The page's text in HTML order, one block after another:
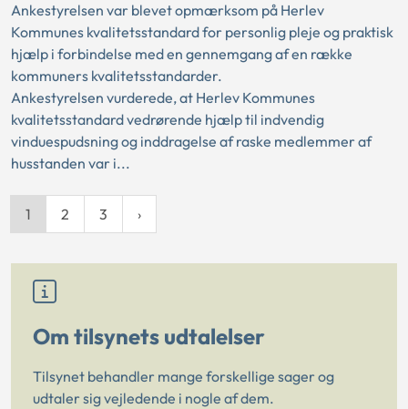
Ankestyrelsen var blevet opmærksom på Herlev
Kommunes kvalitetsstandard for personlig pleje og praktisk
hjælp i forbindelse med en gennemgang af en række
kommuners kvalitetsstandarder.
Ankestyrelsen vurderede, at Herlev Kommunes
kvalitetsstandard vedrørende hjælp til indvendig
vinduespudsning og inddragelse af raske medlemmer af
husstanden var i...
1 2 3
Om tilsynets udtalelser
Tilsynet behandler mange forskellige sager og
udtaler sig vejledende i nogle af dem.